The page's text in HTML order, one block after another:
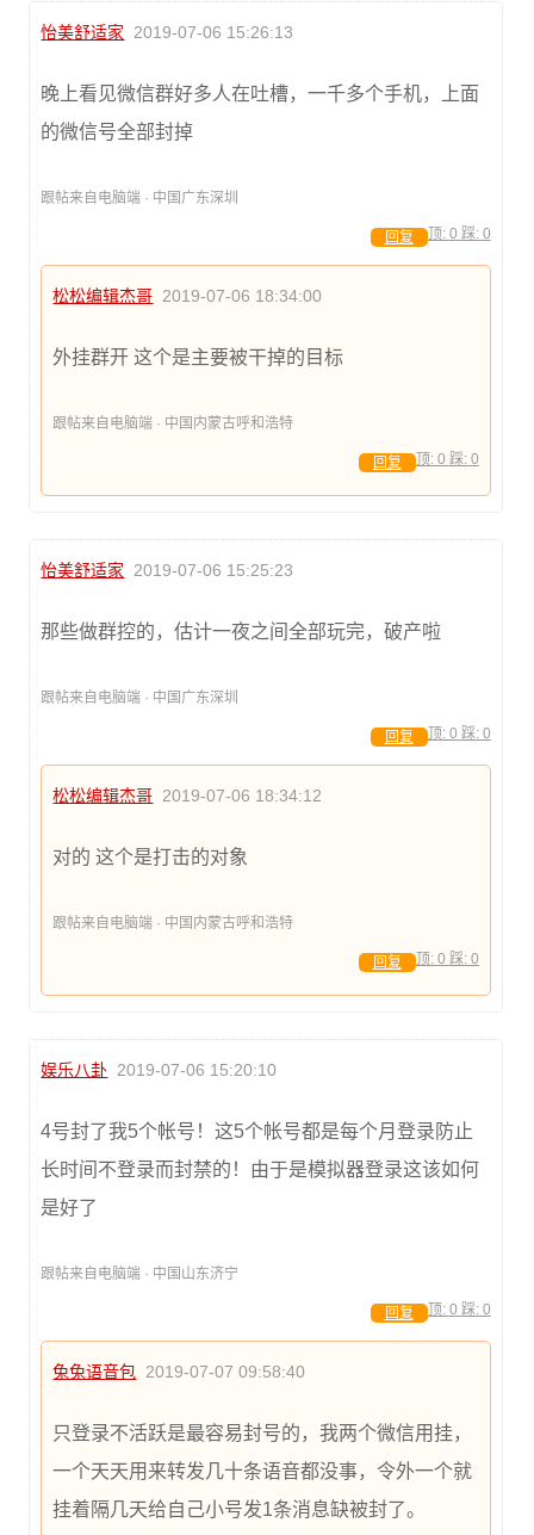
怡美舒适家 2019-07-06 15:26:13
晚上看见微信群好多人在吐槽，一千多个手机，上面
的微信号全部封掉
跟帖来自电脑端 · 中国广东深圳
顶: 0 踩: 0
回复
松松编辑杰哥 2019-07-06 18:34:00
外挂群开 这个是主要被干掉的目标
跟帖来自电脑端 · 中国内蒙古呼和浩特
顶: 0 踩: 0
回复
怡美舒适家 2019-07-06 15:25:23
那些做群控的，估计一夜之间全部玩完，破产啦
跟帖来自电脑端 · 中国广东深圳
顶: 0 踩: 0
回复
松松编辑杰哥 2019-07-06 18:34:12
对的 这个是打击的对象
跟帖来自电脑端 · 中国内蒙古呼和浩特
顶: 0 踩: 0
回复
娱乐八卦 2019-07-06 15:20:10
4号封了我5个帐号！这5个帐号都是每个月登录防止
长时间不登录而封禁的！由于是模拟器登录这该如何
是好了
跟帖来自电脑端 · 中国山东济宁
顶: 0 踩: 0
回复
兔兔语音包 2019-07-07 09:58:40
只登录不活跃是最容易封号的，我两个微信用挂，
一个天天用来转发几十条语音都没事，令外一个就
挂着隔几天给自己小号发1条消息缺被封了。